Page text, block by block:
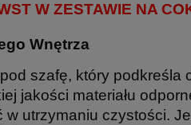
W ZESTAWIE NA
Wnętrza
szafę, który
jakości materiału
w utrzymaniu czystości.